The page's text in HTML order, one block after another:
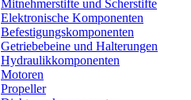
Mitnehmerstifte und Scherstifte
Elektronische Komponenten
Befestigungskomponenten
Getriebebeine und Halterungen
Hydraulikkomponenten
Motoren
Propeller